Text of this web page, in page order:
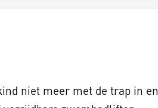
niet meer met de trap in en